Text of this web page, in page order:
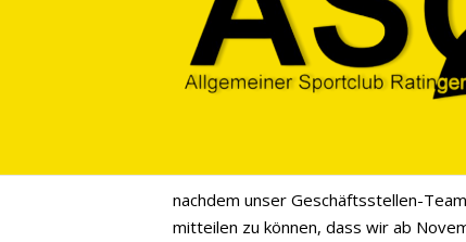
Erweiterte
vonGeschaeftsstelle|Okt. 31, 2023|
nachdem unser Geschäftsstellen-
mitteilen zu können, dass wir ab